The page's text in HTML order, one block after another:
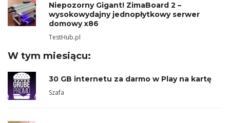
Niepozorny Gigant! ZimaBoard 2 –
wysokowydajny jednopłytkowy serwer
domowy x86
TestHub.pl
W tym miesiącu:
30 GB internetu za darmo w Play na kartę
Szafa